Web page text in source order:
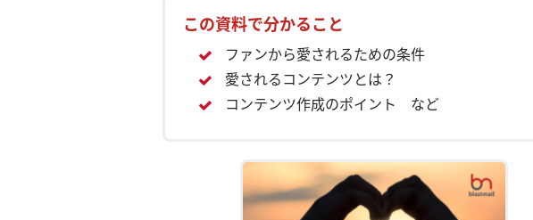
この資料で分かること
ファンから愛されるための条件
愛されるコンテンツとは？
コンテンツ作成のポイント など